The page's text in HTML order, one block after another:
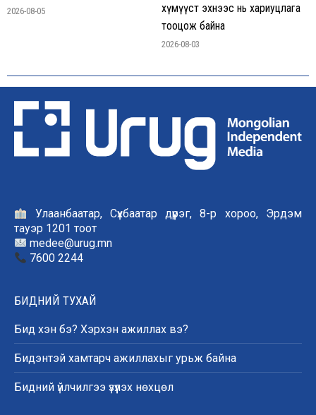
2026-08-05
хүмүүст эхнээс нь хариуцлага
тооцож байна
2026-08-03
Улаанбаатар, Сүхбаатар дүүрэг, 8-р хороо, Эрдэм
тауэр 1201 тоот
medee@urug.mn
7600 2244
БИДНИЙ ТУХАЙ
Бид хэн бэ? Хэрхэн ажиллах вэ?
Бидэнтэй хамтарч ажиллахыг урьж байна
Бидний үйлчилгээ үзүүлэх нөхцөл